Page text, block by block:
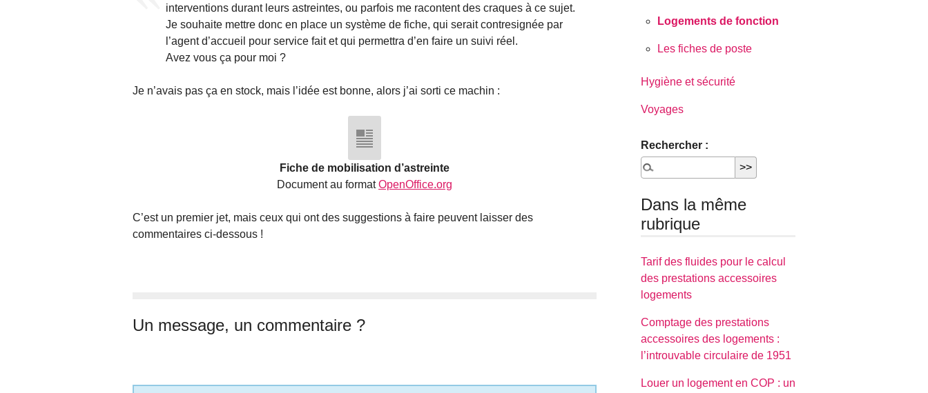
interventions durant leurs astreintes, ou parfois me racontent des craques à ce sujet.
Je souhaite mettre donc en place un système de fiche, qui serait contresignée par
l’agent d’accueil pour service fait et qui permettra d’en faire un suivi réel.
Avez vous ça pour moi ?
Je n’avais pas ça en stock, mais l’idée est bonne, alors j’ai sorti ce machin :
Fiche de mobilisation d’astreinte
Document au formatOpenOffice.org
C’est un premier jet, mais ceux qui ont des suggestions à faire peuvent laisser des
commentaires ci-dessous !
Un message, un commentaire ?
Logements de fonction
Les fiches de poste
Hygiène et sécurité
Voyages
Rechercher :
Dans la même
rubrique
Tarif des fluides pour le calcul
des prestations accessoires
logements
Comptage des prestations
accessoires des logements :
l’introuvable circulaire de 1951
Louer un logement en COP : un